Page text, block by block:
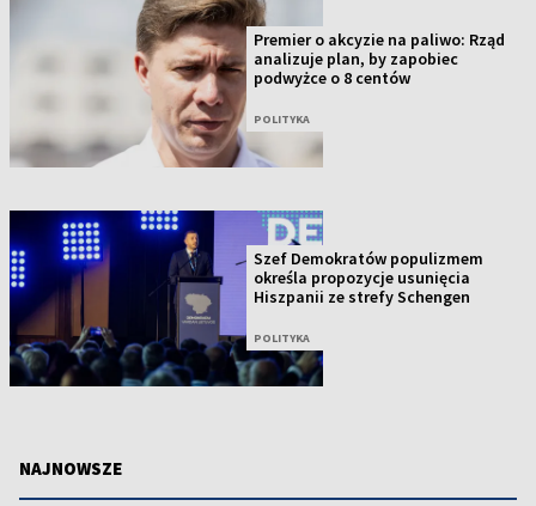
Premier o akcyzie na paliwo: Rząd
analizuje plan, by zapobiec
podwyżce o 8 centów
POLITYKA
Szef Demokratów populizmem
określa propozycje usunięcia
Hiszpanii ze strefy Schengen
POLITYKA
NAJNOWSZE